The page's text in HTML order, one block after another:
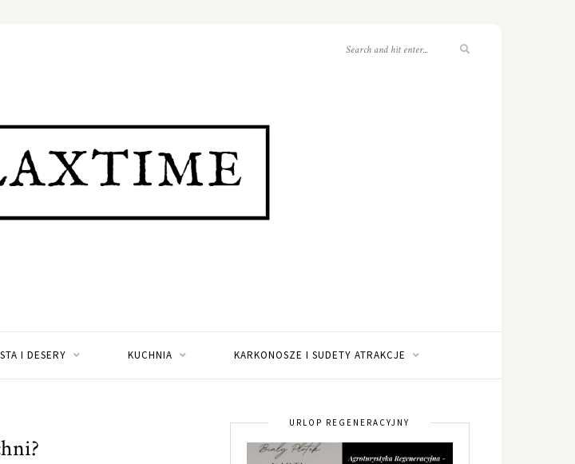
I DESERY KUCHNIA KARKONOSZE I SUDETY ATRAKCJE
URLOP REGENERACYJNY